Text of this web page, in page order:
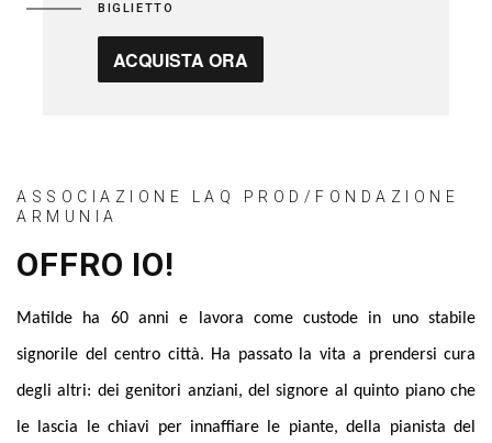
BIGLIETTO
ACQUISTA ORA
ASSOCIAZIONE LAQ PROD/FONDAZIONE
ARMUNIA
OFFRO IO!
Matilde ha 60 anni e lavora come custode in uno stabile
signorile del centro città. Ha passato la vita a prendersi cura
degli altri: dei genitori anziani, del signore al quinto piano che
le lascia le chiavi per innaffiare le piante, della pianista del